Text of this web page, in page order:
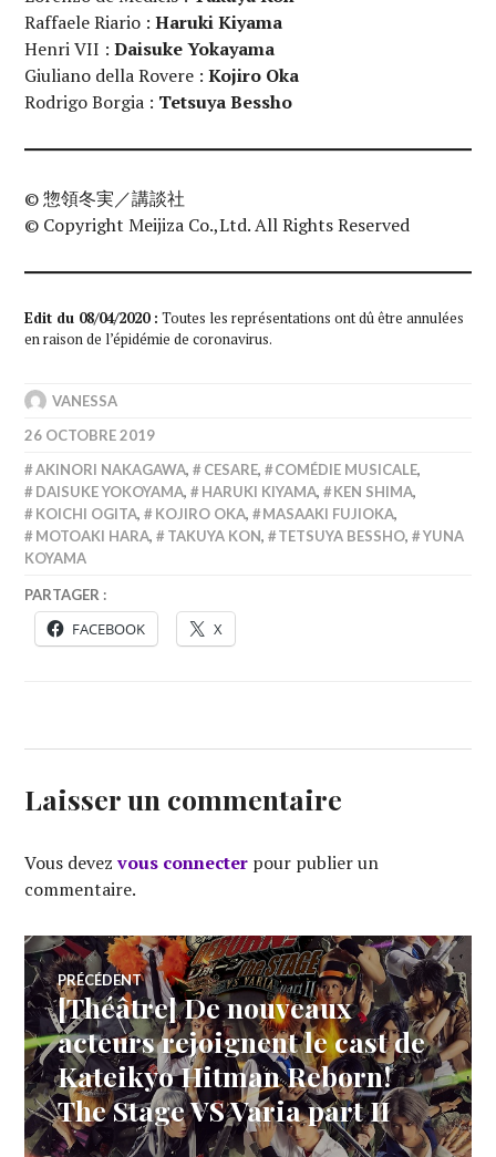
Raffaele Riario :Haruki Kiyama
Henri VII :Daisuke Yokayama
Giuliano della Rovere :Kojiro Oka
Rodrigo Borgia : Tetsuya Bessho
© 惣領冬実／講談社
© Copyright Meijiza Co.,Ltd. All Rights Reserved
Edit du 08/04/2020 : Toutes les représentations ont dû être annulées
en raison de l’épidémie de coronavirus.
VANESSA
26 OCTOBRE 2019
AKINORI NAKAGAWA, CESARE, COMÉDIE MUSICALE,
DAISUKE YOKOYAMA, HARUKI KIYAMA, KEN SHIMA,
KOICHI OGITA, KOJIRO OKA, MASAAKI FUJIOKA,
MOTOAKI HARA, TAKUYA KON, TETSUYA BESSHO,
YUNA
KOYAMA
PARTAGER :
FACEBOOK X
Laisser un commentaire
Vous devezvous connecter pour publier un
commentaire.
Navigation
de
l’article
PRÉCÉDENT
Article
précédent :
[Théâtre] De nouveaux
acteurs rejoignent le cast de
Kateikyo Hitman Reborn!
The Stage VS Varia part II